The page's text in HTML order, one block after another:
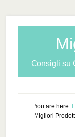
Consigli su
You are here:
Migliori